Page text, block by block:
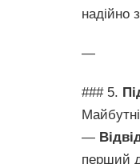
надійно
—
### 5.
—
перший